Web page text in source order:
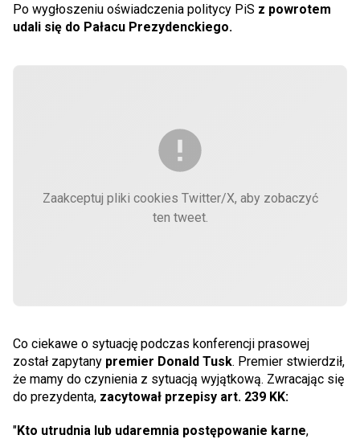
Po wygłoszeniu oświadczenia politycy PiS z powrotem
udali się do Pałacu Prezydenckiego.
Zaakceptuj pliki cookies Twitter/X, aby zobaczyć
ten tweet.
Co ciekawe o sytuację podczas konferencji prasowej
został zapytany premier Donald Tusk. Premier stwierdził,
że mamy do czynienia z sytuacją wyjątkową. Zwracając się
do prezydenta, zacytował przepisy art. 239 KK:
"Kto utrudnia lub udaremnia postępowanie karne,